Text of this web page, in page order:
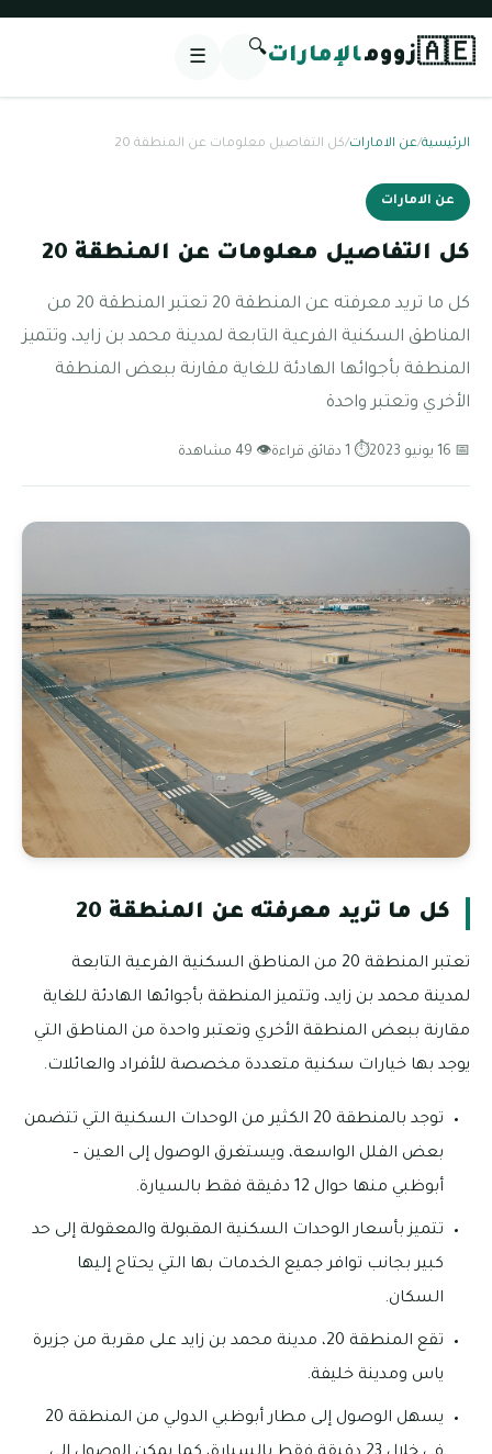
🇦🇪زوومالإمارات🔍
☰
الرئيسية/عن الامارات/كل التفاصيل معلومات عن المنطقة 20
عن الامارات
كل التفاصيل معلومات عن المنطقة 20
كل ما تريد معرفته عن المنطقة 20 تعتبر المنطقة 20 من
المناطق السكنية الفرعية التابعة لمدينة محمد بن زايد، وتتميز
المنطقة بأجوائها الهادئة للغاية مقارنة ببعض المنطقة
الأخري وتعتبر واحدة
📅 16 يونيو 2023 ⏱ 1 دقائق قراءة 👁 49 مشاهدة
كل ما تريد معرفته عن المنطقة 20
تعتبر المنطقة 20 من المناطق السكنية الفرعية التابعة
لمدينة محمد بن زايد، وتتميز المنطقة بأجوائها الهادئة للغاية
مقارنة ببعض المنطقة الأخري وتعتبر واحدة من المناطق التي
يوجد بها خيارات سكنية متعددة مخصصة للأفراد والعائلات.
توجد بالمنطقة 20 الكثير من الوحدات السكنية التي تتضمن
بعض الفلل الواسعة، ويستغرق الوصول إلى العين –
أبوظبي منها حوال 12 دقيقة فقط بالسيارة.
تتميز بأسعار الوحدات السكنية المقبولة والمعقولة إلى حد
كبير بجانب توافر جميع الخدمات بها التي يحتاج إليها
السكان.
تقع المنطقة 20، مدينة محمد بن زايد على مقربة من جزيرة
ياس ومدينة خليفة.
يسهل الوصول إلى مطار أبوظبي الدولي من المنطقة 20